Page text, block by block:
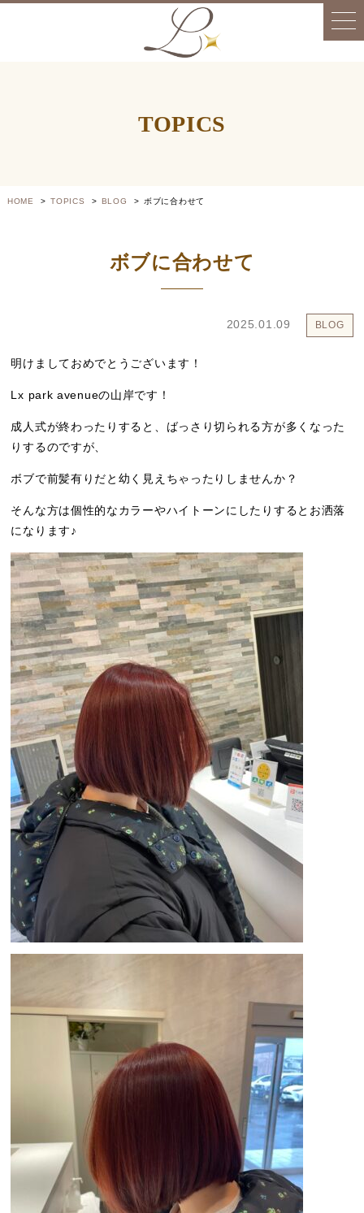
TOPICS
HOME TOPICS BLOG ボブに合わせて
ボブに合わせて
2025.01.09 BLOG
明けましておめでとうございます！
Lx park avenueの山岸です！
成人式が終わったりすると、ばっさり切られる方が多くなった
りするのですが、
ボブで前髪有りだと幼く見えちゃったりしませんか？
そんな方は個性的なカラーやハイトーンにしたりするとお洒落
になります♪